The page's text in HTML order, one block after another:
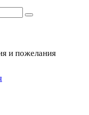
и пожелания